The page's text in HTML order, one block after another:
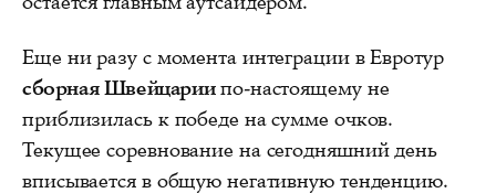
Еще ни разу с момента интеграции в Евротур
сборная Швейцариипо-настоящему не
приблизилась к победе на сумме очков.
Текущее соревнование на сегодняшний день
вписывается в общую негативную тенденцию.